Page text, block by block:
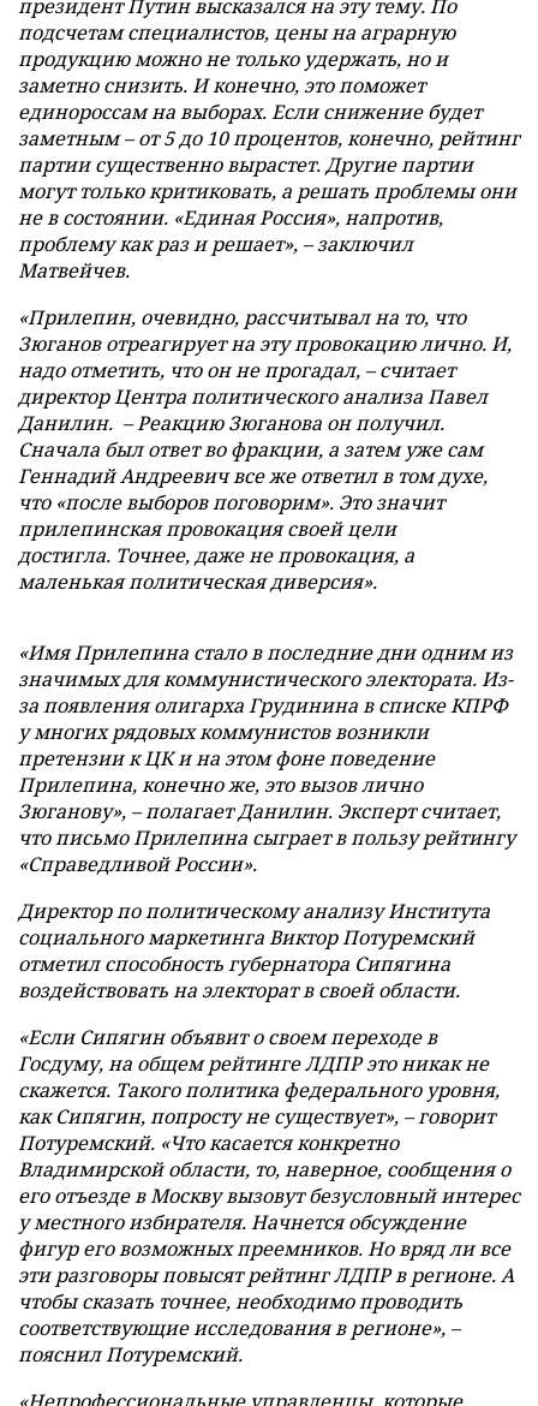
президент Путин высказался на эту тему. По
подсчетам специалистов, цены на аграрную
продукцию можно не только удержать, но и
заметно снизить. И конечно, это поможет
единороссам на выборах. Если снижение будет
заметным – от 5 до 10 процентов, конечно, рейтинг
партии существенно вырастет. Другие партии
могут только критиковать, а решать проблемы они
не в состоянии. «Единая Россия», напротив,
проблему как раз и решает», – заключил
Матвейчев.
«Прилепин, очевидно, рассчитывал на то, что
Зюганов отреагирует на эту провокацию лично. И,
надо отметить, что он не прогадал, – считает
директор Центра политического анализа Павел
Данилин. – Реакцию Зюганова он получил.
Сначала был ответ во фракции, а затем уже сам
Геннадий Андреевич все же ответил в том духе,
что «после выборов поговорим». Это значит
прилепинская провокация своей цели
достигла. Точнее, даже не провокация, а
маленькая политическая диверсия».
«Имя Прилепина стало в последние дни одним из
значимых для коммунистического электората. Из-
за появления олигарха Грудинина в списке КПРФ
у многих рядовых коммунистов возникли
претензии к ЦК и на этом фоне поведение
Прилепина, конечно же, это вызов лично
Зюганову», – полагает Данилин. Эксперт считает,
что письмо Прилепина сыграет в пользу рейтингу
«Справедливой России».
Директор по политическому анализу Института
социального маркетинга Виктор Потуремский
отметил способность губернатора Сипягина
воздействовать на электорат в своей области.
«Если Сипягин объявит о своем переходе в
Госдуму, на общем рейтинге ЛДПР это никак не
скажется. Такого политика федерального уровня,
как Сипягин, попросту не существует», – говорит
Потуремский. «Что касается конкретно
Владимирской области, то, наверное, сообщения о
его отъезде в Москву вызовут безусловный интерес
у местного избирателя. Начнется обсуждение
фигур его возможных преемников. Но вряд ли все
эти разговоры повысят рейтинг ЛДПР в регионе. А
чтобы сказать точнее, необходимо проводить
соответствующие исследования в регионе», –
пояснил Потуремский.